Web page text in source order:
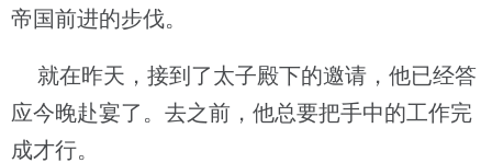
帝国前进的步伐。
就在昨天，接到了太子殿下的邀请，他已经答
应今晚赴宴了。去之前，他总要把手中的工作完
成才行。